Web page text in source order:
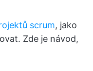
scrum, jako
Zde je návod,